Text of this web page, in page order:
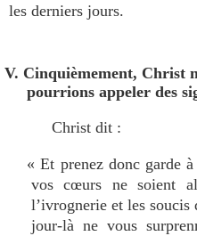
les derniers jours.
V. Cinquièmement, Christ
pourrions appeler des
Christ dit :
« Et prenez donc garde
vos cœurs ne soient
l’ivrognerie et les soucis
jour-là ne vous